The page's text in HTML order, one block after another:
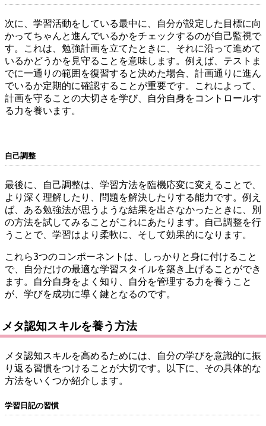
次に、学習活動をしている最中に、自分が設定した目標に向
かってちゃんと進んでいるかをチェックするのが自己監視で
す。これは、勉強計画を立てたときに、それに沿って進めて
いるかどうかを見守ることを意味します。例えば、テストま
でに一通りの範囲を復習すると決めた場合、計画通りに進ん
でいるか定期的に確認することが重要です。これによって、
計画を守ることの大切さを学び、自分自身をコントロールす
る力を養います。
自己調整
最後に、自己調整は、学習方法を臨機応変に変えることで、
より深く理解したり、問題を解決したりする能力です。例え
ば、ある勉強法が思うような結果を出さなかったときに、別
の方法を試してみることがこれにあたります。自己調整を行
うことで、学習はより柔軟に、そして効果的になります。
これら3つのコンポーネントは、しっかりと身に付けること
で、自分だけの最適な学習スタイルを築き上げることができ
ます。自分自身をよく知り、自分を管理する力を養うこと
が、学びを成功に導く鍵となるのです。
メタ認知スキルを養う方法
メタ認知スキルを高めるためには、自分の学びを意識的に振
り返る習慣をつけることが大切です。以下に、その具体的な
方法をいくつか紹介します。
学習日記の習慣